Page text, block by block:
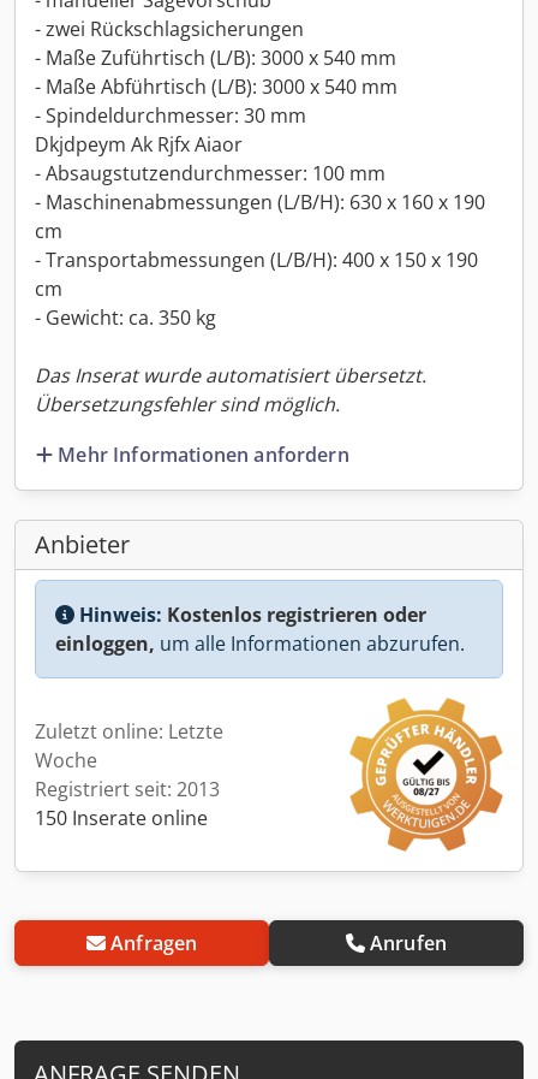
- zwei Rückschlagsicherungen
- Maße Zuführtisch (L/B): 3000 x 540 mm
- Maße Abführtisch (L/B): 3000 x 540 mm
- Spindeldurchmesser: 30 mm
Dkjdpeym Ak Rjfx Aiaor
- Absaugstutzendurchmesser: 100 mm
- Maschinenabmessungen (L/B/H): 630 x 160 x 190
cm
- Transportabmessungen (L/B/H): 400 x 150 x 190
cm
- Gewicht: ca. 350 kg
Das Inserat wurde automatisiert übersetzt.
Übersetzungsfehler sind möglich.
Mehr Informationen anfordern
Anbieter
Hinweis: Kostenlos registrieren oder
einloggen, um alle Informationen abzurufen.
Zuletzt online: Letzte
Woche
Registriert seit: 2013
150 Inserate online
Anfragen Anrufen